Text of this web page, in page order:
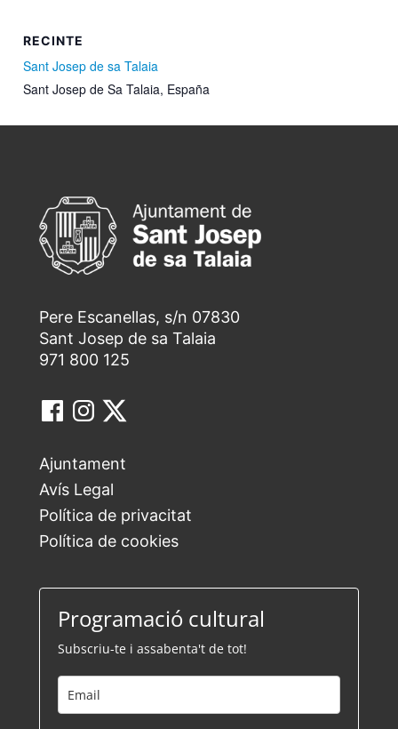
RECINTE
Sant Josep de sa Talaia
Sant Josep de Sa Talaia, España
Pere Escanellas, s/n 07830
Sant Josep de sa Talaia
971 800 125
Ajuntament
Avís Legal
Política de privacitat
Política de cookies
Programació cultural
Subscriu-te i assabenta't de tot!